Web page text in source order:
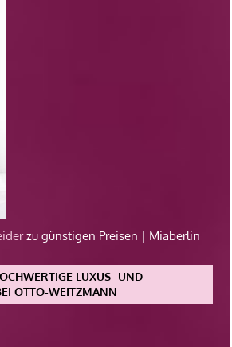
zu günstigen Preisen | Miaberlin
LUXUS- UND
OTTO-WEITZMANN